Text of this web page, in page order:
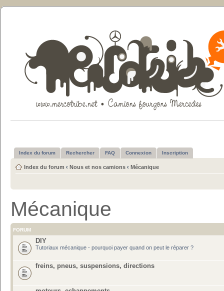
Index du forum Rechercher FAQ Connexion Inscription
Index du forum ‹ Nous et nos camions ‹ Mécanique
Mécanique
FORUM
DIY
Tutoriaux mécanique - pourquoi payer quand on peut le réparer ?
freins, pneus, suspensions, directions